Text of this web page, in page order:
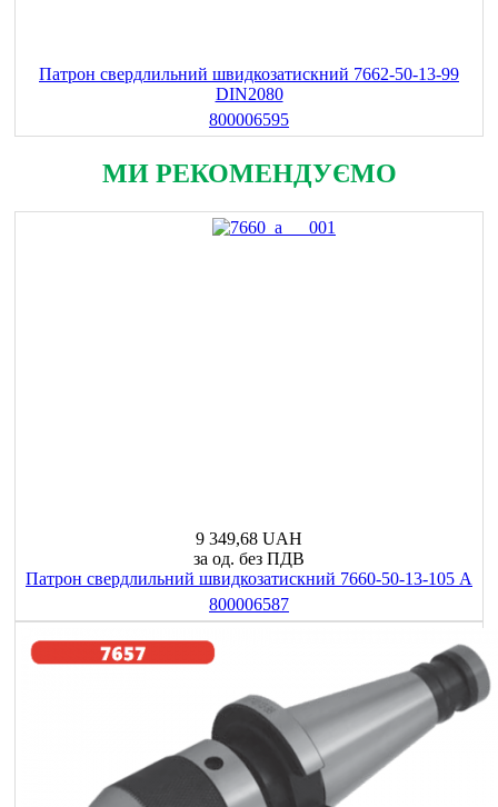
Патрон свердлильний швидкозатискний 7662-50-13-99
DIN2080
800006595
МИ РЕКОМЕНДУЄМО
9 349,68 UAH
за од. без ПДВ
Патрон свердлильний швидкозатискний 7660-50-13-105 A
800006587